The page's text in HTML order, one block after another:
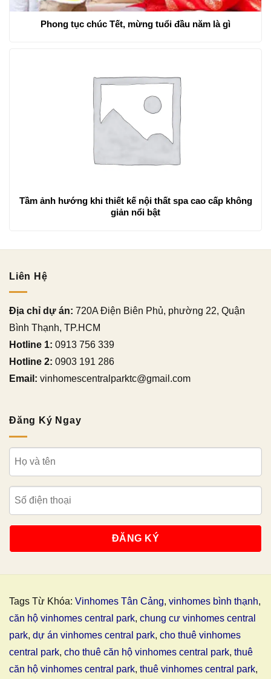
Phong tục chúc Tết, mừng tuổi đầu năm là gì
Tầm ảnh hướng khi thiết kế nội thất spa cao cấp không
giản nổi bật
Liên Hệ
Địa chỉ dự án: 720A Điện Biên Phủ, phường 22, Quận
Bình Thạnh, TP.HCM
Hotline 1: 0913 756 339
Hotline 2: 0903 191 286
Email: vinhomescentralparktc@gmail.com
Đăng Ký Ngay
Tags Từ Khóa: Vinhomes Tân Cảng, vinhomes bình thạnh,
căn hộ vinhomes central park, chung cư vinhomes central
park, dự án vinhomes central park, cho thuê vinhomes
central park, cho thuê căn hộ vinhomes central park, thuê
căn hộ vinhomes central park, thuê vinhomes central park,